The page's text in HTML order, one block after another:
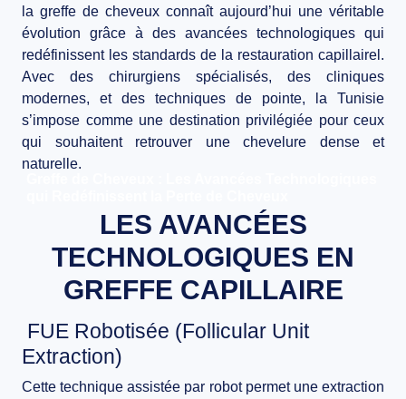
ACCUEIL
INTERVENTIONS
CONTACT
la greffe de cheveux connaît aujourd’hui une véritable
évolution grâce à des avancées technologiques qui
redéfinissent les standards de la restauration capillairel.
Avec des chirurgiens spécialisés, des cliniques
modernes, et des techniques de pointe, la Tunisie
s’impose comme une destination privilégiée pour ceux
qui souhaitent retrouver une chevelure dense et
naturelle.
LES AVANCÉES
TECHNOLOGIQUES EN
GREFFE CAPILLAIRE
FUE Robotisée (Follicular Unit
Extraction)
Cette technique assistée par robot permet une extraction